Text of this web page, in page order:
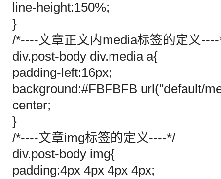
line-height:150%;
}
/*----文章正文内media标签的定义
div.post-body div.media a{
padding-left:16px;
background:#FBFBFB url("default/
center;
}
/*----文章img标签的定义----*/
div.post-body img{
padding:4px 4px 4px 4px;